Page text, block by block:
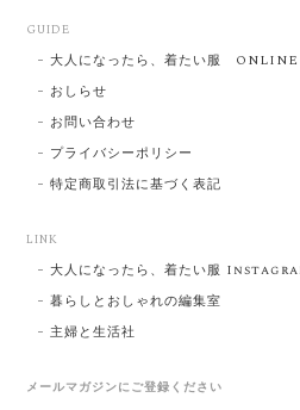
GUIDE
大人になったら、着たい服 ONLINE
おしらせ
お問い合わせ
プライバシーポリシー
特定商取引法に基づく表記
LINK
大人になったら、着たい服
暮らしとおしゃれの編集室
主婦と生活社
メールマガジンにご登録ください